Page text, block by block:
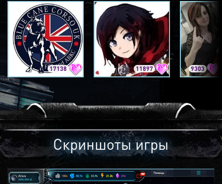
17138 11897 9303
Скриншоты игры